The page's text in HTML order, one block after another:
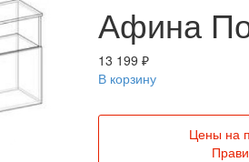
Афина
13 199 ₽
В корзину
Цены на